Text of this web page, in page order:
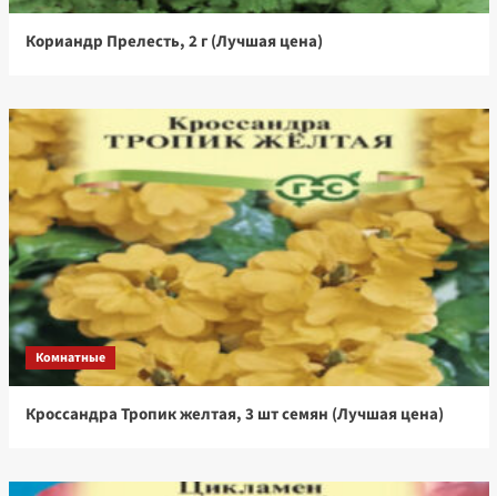
Кориандр Прелесть, 2 г (Лучшая цена)
Комнатные
Кроссандра Тропик желтая, 3 шт семян (Лучшая цена)